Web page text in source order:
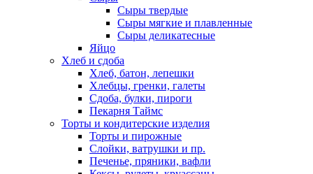
Сыры твердые
Сыры мягкие и плавленные
Сыры деликатесные
Яйцо
Хлеб и сдоба
Хлеб, батон, лепешки
Хлебцы, гренки, галеты
Сдоба, булки, пироги
Пекарня Таймс
Торты и кондитерские изделия
Торты и пирожные
Слойки, ватрушки и пр.
Печенье, пряники, вафли